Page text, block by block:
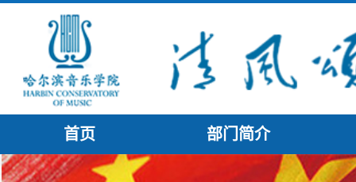
首页 部门简介